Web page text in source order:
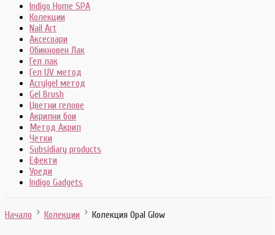
Indigo Home SPA
Колекции
Nail Art
Аксесоари
Обикновен Лак
Гел лак
Гел UV метод
Acrylgel метод
Gel Brush
Цветни гелове
Акрилни бои
Метод Акрил
Четки
Subsidiary products
Ефекти
Уреди
Indigo Gadgets
Начало Колекции Колекция Opal Glow